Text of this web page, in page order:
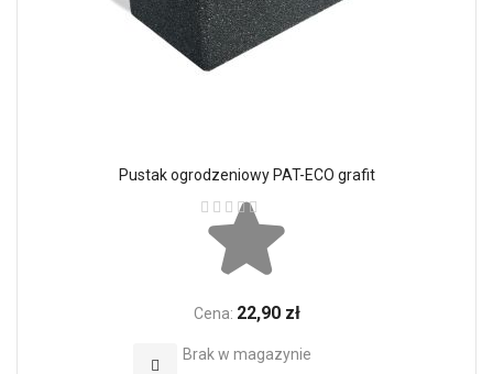
Pustak ogrodzeniowy PAT-ECO grafit
Ocena:
Cena: 22,90 zł
Brak w magazynie
Dodaj do Ulubionych